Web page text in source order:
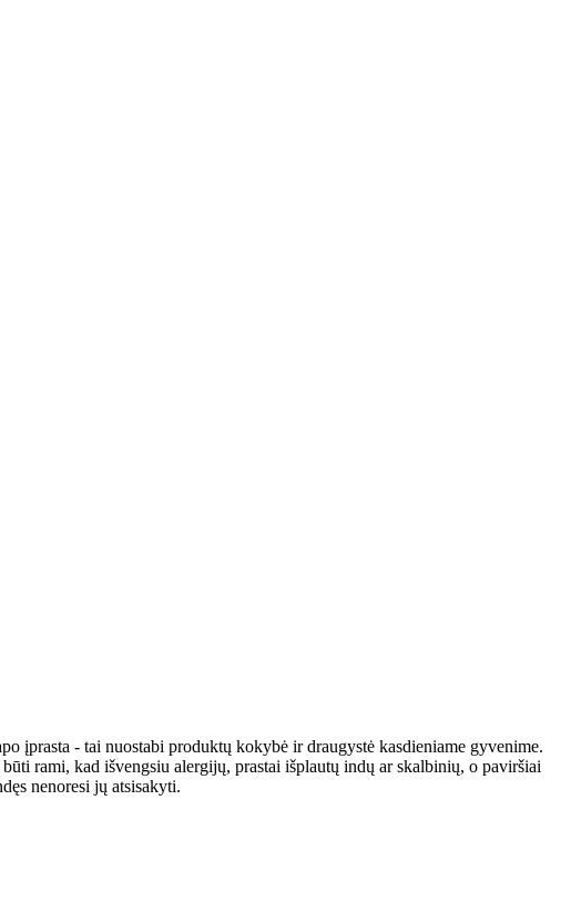
įprasta - tai nuostabi produktų kokybė ir draugystė kasdieniame gyvenime.
rami, kad išvengsiu alergijų, prastai išplautų indų ar skalbinių, o paviršiai
nenoresi jų atsisakyti.